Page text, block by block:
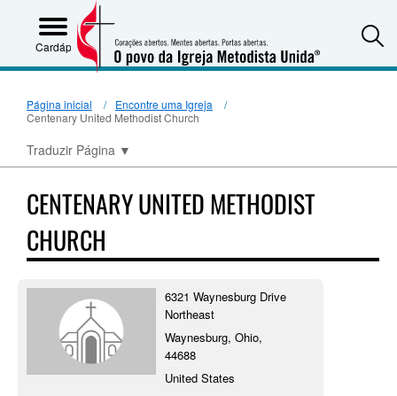
Cardápio
Página inicial
Encontre uma Igreja
Centenary United Methodist Church
Traduzir Página ▼
CENTENARY UNITED METHODIST
CHURCH
6321 Waynesburg Drive
Northeast
Waynesburg, Ohio,
44688
United States